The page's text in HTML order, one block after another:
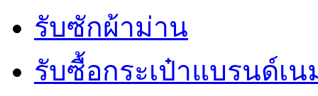
รับซักผ้าม่าน
รับซื้อกระเป๋าแบรนด์เน